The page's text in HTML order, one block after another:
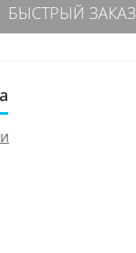
БЫСТРЫЙ ЗАКАЗ